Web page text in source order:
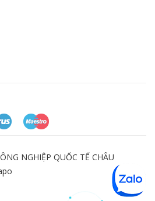
NGHIỆP QUỐC TẾ CHÂU